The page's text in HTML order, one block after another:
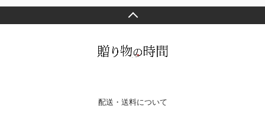
配送・送料について